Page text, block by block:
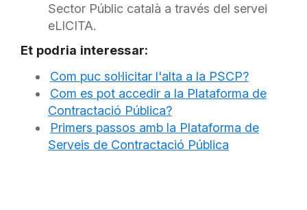
Sector Públic català a través del servei
eLICITA.
Et podria interessar:
Com puc sol·licitar l'alta a la PSCP?
Com es pot accedir a la Plataforma de
Contractació Pública?
Primers passos amb la Plataforma de
Serveis de Contractació Pública